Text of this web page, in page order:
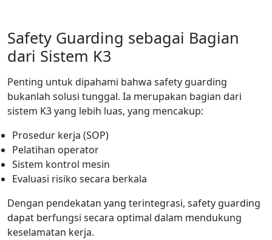
Safety Guarding sebagai Bagian
dari Sistem K3
Penting untuk dipahami bahwa safety guarding
bukanlah solusi tunggal. Ia merupakan bagian dari
sistem K3 yang lebih luas, yang mencakup:
Prosedur kerja (SOP)
Pelatihan operator
Sistem kontrol mesin
Evaluasi risiko secara berkala
Dengan pendekatan yang terintegrasi, safety guarding
dapat berfungsi secara optimal dalam mendukung
keselamatan kerja.